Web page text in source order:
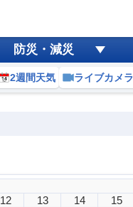
防災・減災
2週間天気 ライブカメラ
12 13 14 15